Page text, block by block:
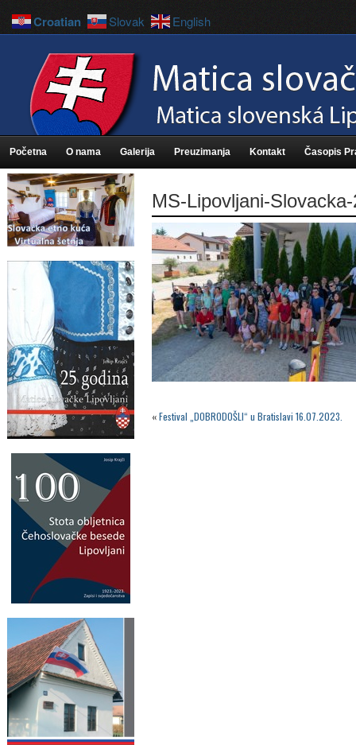
Početna O nama Galerija Preuzimanja Kontakt Časopis
MS-Lipovljani-
«Festival „DOBRODOŠLI“ u Bratislavi 16.07.2023.
Croatian Slovak English